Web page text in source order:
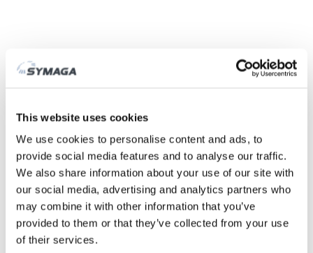
This website uses cookies
We use cookies to personalise content and ads, to
provide social media features and to analyse our traffic.
We also share information about your use of our site with
our social media, advertising and analytics partners who
may combine it with other information that you’ve
provided to them or that they’ve collected from your use
of their services.
Fábrica
Feiras e eventos
Trabalhe connosco
Certificados e políticas
DESCARGAS
ÁREA CLIENTE